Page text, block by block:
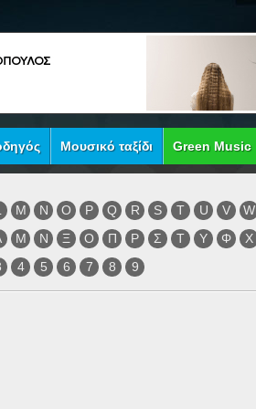
Μουσικό ταξίδι Green Music
M N O P Q R S T U V W
Μ Ν Ξ Ο Π Ρ Σ Τ Υ Φ Χ
4 5 6 7 8 9